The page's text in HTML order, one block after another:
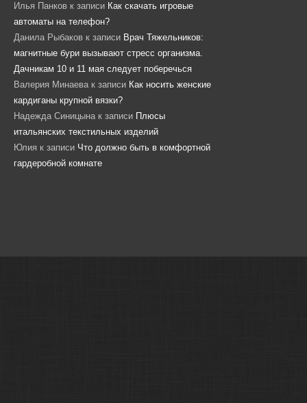
Илья Панков к записи Как скачать игровые
автоматы на телефон?
Данила Рыбаков к записи Врач Тяжельников:
магнитные бури вызывают стресс организма.
Дачникам 10 и 11 мая следует поберечься
Валерия Минаева к записи Как носить женские
кардиганы крупной вязки?
Надежда Синицына к записи Плюсы
итальянских текстильных изделий
Юлия к записи Что должно быть в комфортной
гардеробной комнате